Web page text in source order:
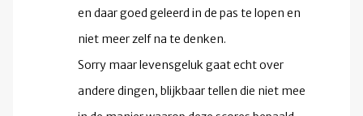
en daar goed geleerd in de pas te lopen en
niet meer zelf na te denken.
Sorry maar levensgeluk gaat echt over
andere dingen, blijkbaar tellen die niet mee